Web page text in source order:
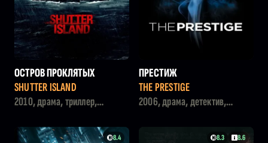
ОСТРОВ ПРОКЛЯТЫХ
SHUTTER ISLAND
2010, драма, триллер,
ПРЕСТИЖ
THE PRESTIGE
2006, драма, детектив,
8.4 8.3 8.6